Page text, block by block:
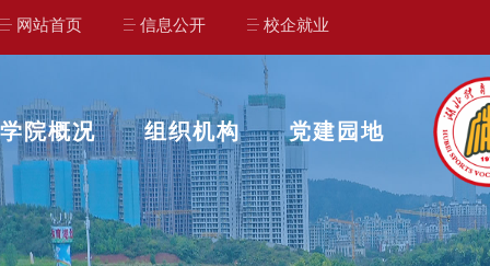
网站首页 信息公开 校企就业
学院概况 组织机构 党建园地